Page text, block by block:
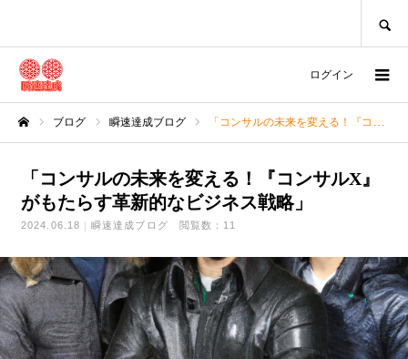
ログイン
ブログ 瞬速達成ブログ 「コンサルの未来を変える！『コンサルX』がもたらす革新的なビジネス戦略」
「コンサルの未来を変える！『コンサルX』
がもたらす革新的なビジネス戦略」
2024.06.18 瞬速達成ブログ 閲覧数：11